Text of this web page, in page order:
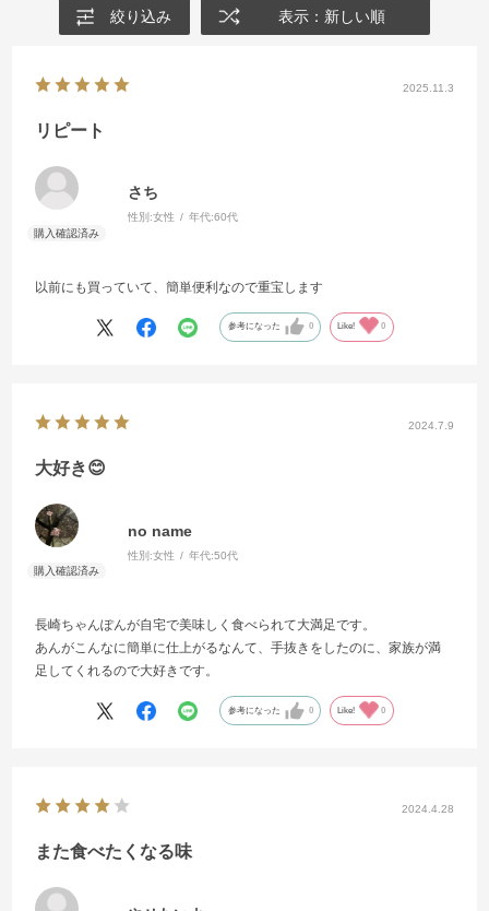
絞り込み 表示：新しい順
2025.11.3
リピート
さち
性別:女性 年代:60代
以前にも買っていて、簡単便利なので重宝します
参考になった 0 Like! 0
2024.7.9
大好き😊
no name
性別:女性 年代:50代
長崎ちゃんぽんが自宅で美味しく食べられて大満足です。
あんがこんなに簡単に仕上がるなんて、手抜きをしたのに、家族が満
足してくれるので大好きです。
参考になった 0 Like! 0
2024.4.28
また食べたくなる味